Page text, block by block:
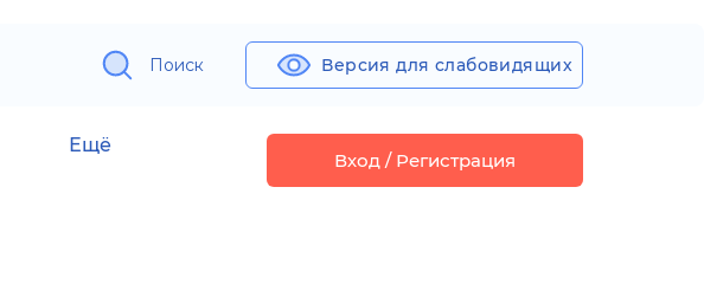
Поиск Версия для слабовидящих
Ещё
Вход / Регистрация